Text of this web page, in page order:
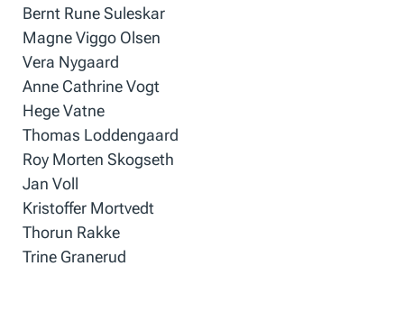
Bernt Rune Suleskar
Magne Viggo Olsen
Vera Nygaard
Anne Cathrine Vogt
Hege Vatne
Thomas Loddengaard
Roy Morten Skogseth
Jan Voll
Kristoffer Mortvedt
Thorun Rakke
Trine Granerud